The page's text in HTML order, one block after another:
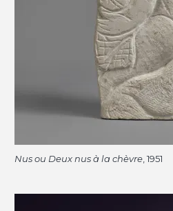
Nus ou Deux nus à la chèvre , 1951